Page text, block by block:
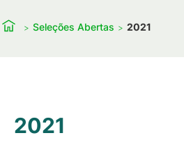
Seleções Abertas 2021
2021